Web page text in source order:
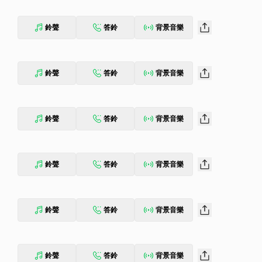
鈴聲 答鈴 背景音樂
鈴聲 答鈴 背景音樂
鈴聲 答鈴 背景音樂
鈴聲 答鈴 背景音樂
鈴聲 答鈴 背景音樂
鈴聲 答鈴 背景音樂